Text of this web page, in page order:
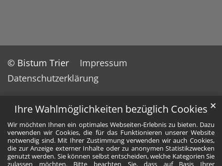
Ihre Wahlmöglichkeiten bezüglich Cookies
Wir möchten Ihnen ein optimales Webseiten-Erlebnis zu bieten. Dazu
verwenden wir Cookies, die für das Funktionieren unserer Website
notwendig sind. Mit Ihrer Zustimmung verwenden wir auch Cookies,
die zur Anzeige externer Inhalte oder zu anonymen Statistikzwecken
genutzt werden. Sie können selbst entscheiden, welche Kategorien Sie
zulassen möchten. Bitte beachten Sie, dass auf Basis Ihrer
✕
© Bistum Trier
Impressum
Datenschutzerklärung